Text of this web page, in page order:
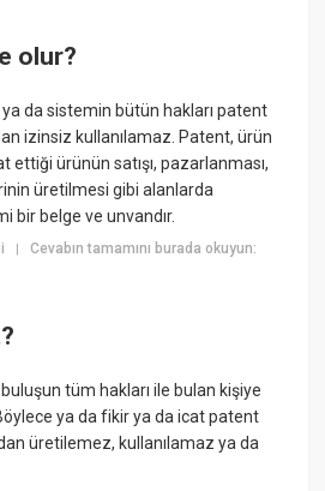
olur?
ya da sistemin bütün hakları patent
izinsiz kullanılamaz. Patent, ürün
ettiği ürünün satışı, pazarlanması,
üretilmesi gibi alanlarda
bir belge ve unvandır.
|Cevabın tamamını burada okuyun:
tüm hakları ile bulan kişiye
ya da fikir ya da icat patent
üretilemez, kullanılamaz ya da